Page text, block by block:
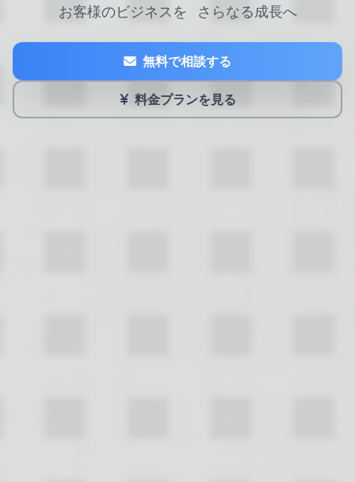
お客様のビジネスを さらなる成長へ
無料で相談する
料金プランを見る